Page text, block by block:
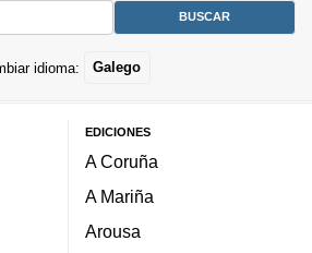
idioma: Galego
EDICIONES
A Coruña
A Mariña
Arousa